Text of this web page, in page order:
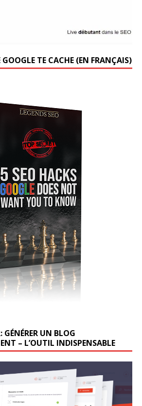
GOOGLE TE CACHE (EN FRANÇAIS)
GÉNÉRER UN BLOG
– L’OUTIL INDISPENSABLE